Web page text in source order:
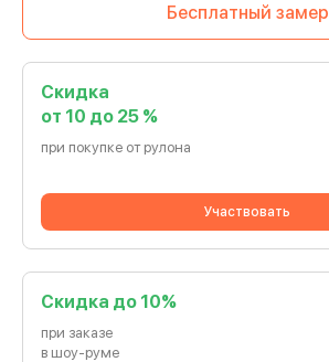
Бесплатный замер
Скидка
от 10 до 25 %
при покупке от рулона
Участвовать
Cкидка до 10%
при заказе
в шоу-руме